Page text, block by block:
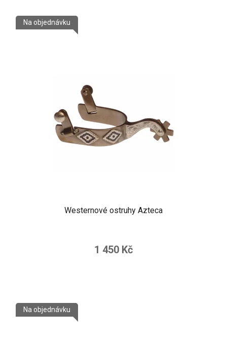
Westernové ostruhy Azteca
Na objednávku
1 450 Kč
Na objednávku